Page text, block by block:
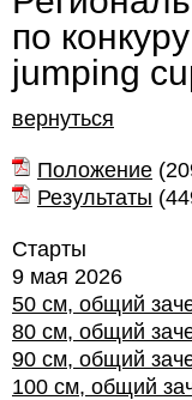
по
jumping
вернуться
Положение (
Результаты (
Старты
9 мая 2026
50 см, общий
80 см, общий
90 см, общий
100 см, общий